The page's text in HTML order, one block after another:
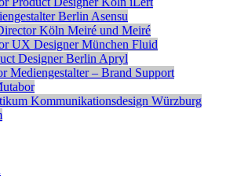
Berlin Asensu
Köln Meiré und Meiré
UX Designer München Fluid
Designer Berlin Apryl
Mediengestalter – Brand Support
Kommunikationsdesign Würzburg